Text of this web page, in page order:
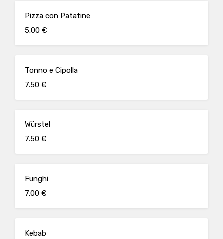
Pizza con Patatine
5.00 €
Tonno e Cipolla
7.50 €
Würstel
7.50 €
Funghi
7.00 €
Kebab